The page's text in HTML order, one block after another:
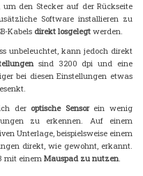
um den Stecker auf der Rückseite
Software installieren zu
Kabels direkt losgelegt werden.
unbeleuchtet, kann jedoch direkt
sind 3200 dpi und eine
bei diesen Einstellungen etwas
der optische Sensorein wenig
zu erkennen. Auf einem
Unterlage, beispielsweise einem
direkt, wie gewohnt, erkannt.
mit einem Mauspad zu nutzen.